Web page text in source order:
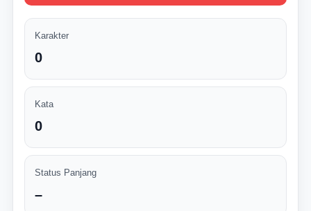
Karakter
0
Kata
0
Status Panjang
–